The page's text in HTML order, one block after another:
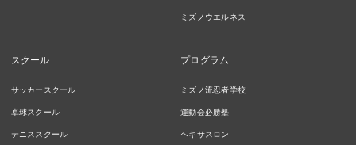
ミズノウエルネス
スクール
サッカースクール
卓球スクール
テニススクール
プログラム
ミズノ流忍者学校
運動会必勝塾
ヘキサスロン